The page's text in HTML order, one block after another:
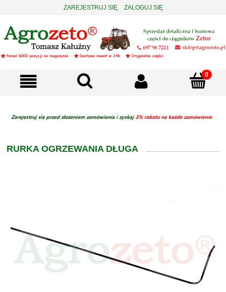
ZAREJESTRUJ SIĘ ZALOGUJ SIĘ
RURKA OGRZEWANIA DŁUGA